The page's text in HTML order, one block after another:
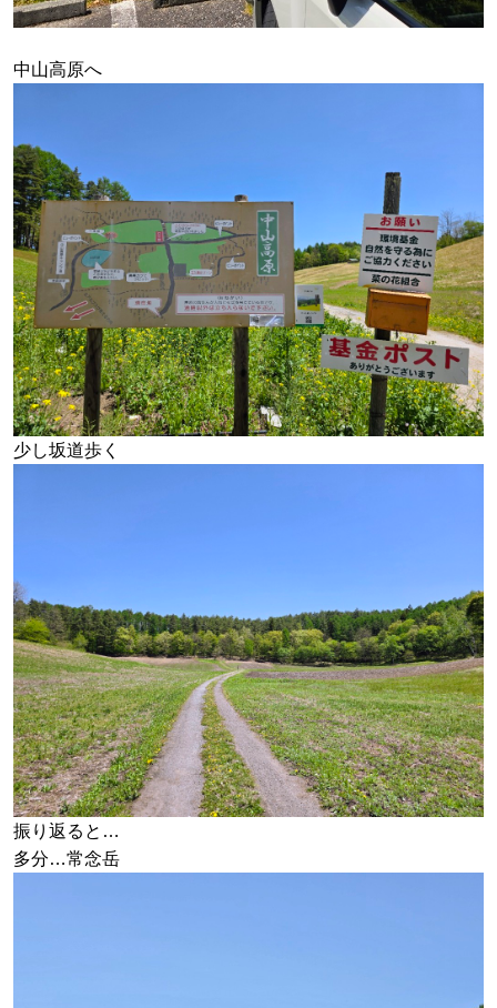
中山高原へ
少し坂道歩く
振り返ると…
多分…常念岳